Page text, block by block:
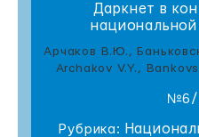
Даркнет в
Арчаков В.Ю.,
Archakov V.Y.,
№6/
Рубрика: